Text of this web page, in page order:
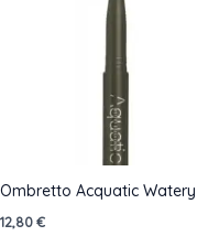
Ombretto Acquatic Watery
12,80€